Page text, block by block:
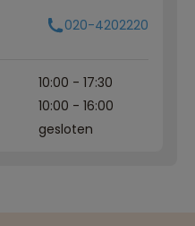
020-4202220
10:00 - 17:30
10:00 - 16:00
gesloten